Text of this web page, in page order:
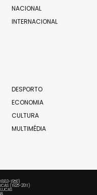
NACIONAL
INTERNACIONAL
DESPORTO
ECONOMIA
CULTURA
MULTIMÉDIA
1950)
(1925-2011)